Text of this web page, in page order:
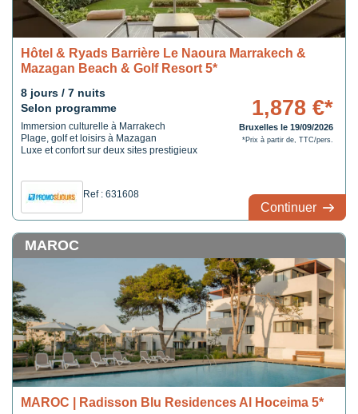
Hôtel & Ryads Barrière Le Naoura Marrakech &
Mazagan Beach & Golf Resort 5*
8 jours / 7 nuits
Selon programme
Immersion culturelle à Marrakech
Plage, golf et loisirs à Mazagan
Luxe et confort sur deux sites prestigieux
Ref : 631608
1,878 €*
Bruxelles le 19/09/2026
*Prix à partir de, TTC/pers.
Continuer
MAROC
MAROC | Radisson Blu Residences Al Hoceima 5*